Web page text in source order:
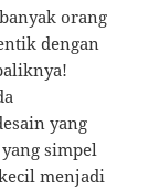
orang
dengan
yang
simpel
menjadi